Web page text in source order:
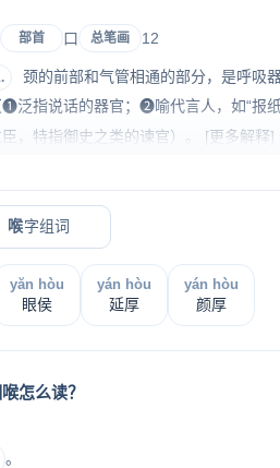
部首 口 总笔画 12
颈的前部和气管相通的部分，是呼吸
❶泛指说话的器官；❷喻代言人，如“报
，特指御史之类的谏官）。
[更多解释]
喉字组词
yăn hòu
眼侯
yán hòu
延厚
yán hòu
颜厚
怎么读？
。